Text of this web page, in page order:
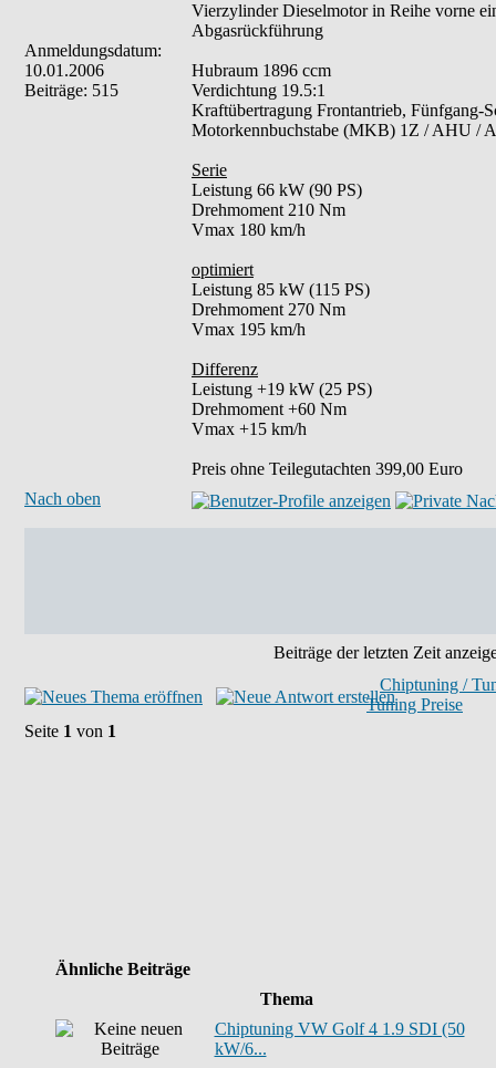
Anmeldungsdatum:
10.01.2006
Beiträge: 515
Vierzylinder Dieselmotor in Reihe vorne
Abgasrückführung
Hubraum 1896 ccm
Verdichtung 19.5:1
Kraftübertragung Frontantrieb, Fünfgang-
Motorkennbuchstabe (MKB) 1Z / AHU /
Serie
Leistung 66 kW (90 PS)
Drehmoment 210 Nm
Vmax 180 km/h
optimiert
Leistung 85 kW (115 PS)
Drehmoment 270 Nm
Vmax 195 km/h
Differenz
Leistung +19 kW (25 PS)
Drehmoment +60 Nm
Vmax +15 km/h
Preis ohne Teilegutachten 399,00 Euro
Nach oben
Beiträge der letzten Zeit
Chiptuning /
Tuning Preise
Seite 1 von 1
Ähnliche Beiträge
Thema
Chiptuning VW Golf 4 1.9 SDI (50
kW/6...